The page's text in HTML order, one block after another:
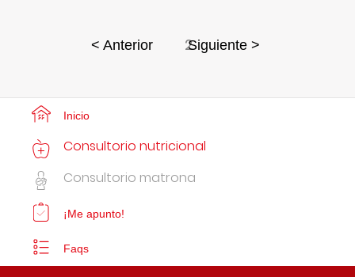
< Anterior 2Siguiente >
Inicio
Consultorio nutricional
Consultorio matrona
¡Me apunto!
Faqs